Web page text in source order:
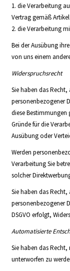
die Verarbeitung
Vertrag gemäß
die Verarbeitung
Bei der Ausübung
von uns einem
Widerspruchsrecht
Sie haben das
personenbezogener
diese
Gründe für die
Ausübung oder
Werden
Verarbeitung Sie
solcher
Sie haben das
personenbezogener
DSGVO erfolgt,
Automatisierte
Sie haben das
unterworfen zu